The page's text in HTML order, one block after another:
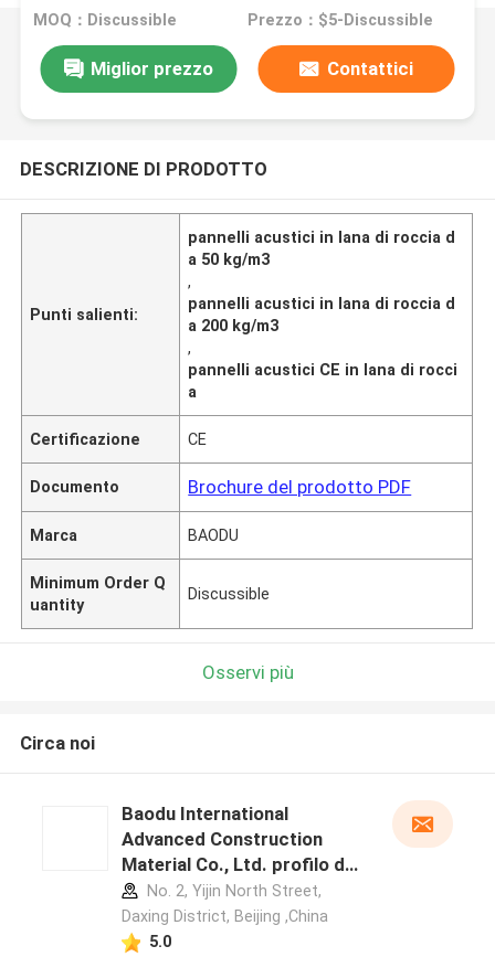
MOQ：Discussible Prezzo：$5-Discussible
Miglior prezzo Contattici
DESCRIZIONE DI PRODOTTO
Punti salienti:
pannelli acustici in lana di roccia d
a 50 kg/m3
,
pannelli acustici in lana di roccia d
a 200 kg/m3
,
pannelli acustici CE in lana di rocci
a
Certificazione CE
Documento Brochure del prodotto PDF
Marca BAODU
Minimum Order Q
uantity
Discussible
Osservi più
Circa noi
Baodu International
Advanced Construction
Material Co., Ltd. profilo del
produttore
No. 2, Yijin North Street,
Daxing District, Beijing ,China
5.0